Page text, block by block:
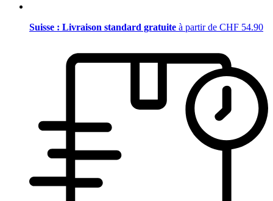
Suisse : Livraison standard gratuite à partir de CHF 54.90